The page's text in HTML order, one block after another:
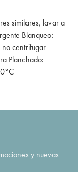
similares, lavar a
Blanqueo:
centrifugar
Planchado:
y nuevas